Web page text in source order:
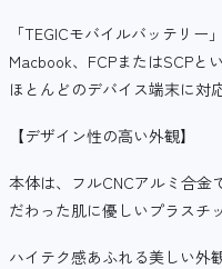
「TEGICモバイルバッテリー
Macbook、FCPまたはSCPと
ほとんどのデバイス端末に対
【デザイン性の高い外観】
本体は、フルCNCアルミ合金
だわった肌に優しいプラスチ
ハイテク感あふれる美しい外